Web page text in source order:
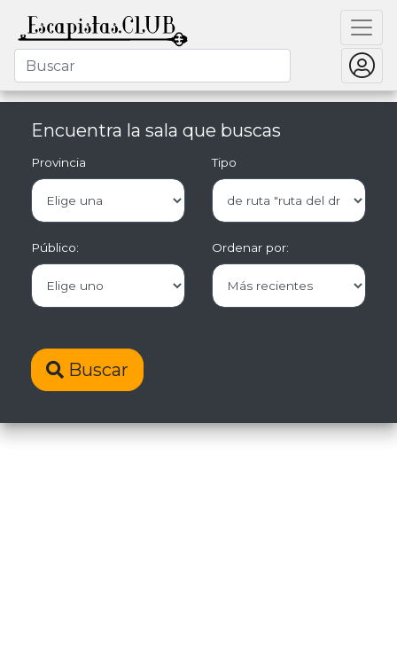
Encuentra la sala que buscas
Provincia Tipo
Público: Ordenar por:
Buscar